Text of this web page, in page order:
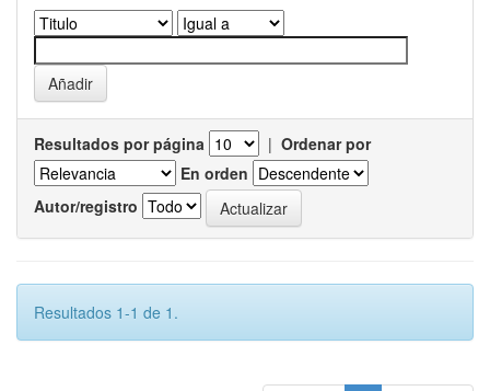
Resultados por página | Ordenar por
En orden
Autor/registro
Resultados 1-1 de 1.